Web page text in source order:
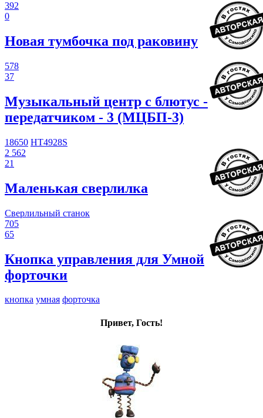
392
0
Новая тумбочка под раковину
578
37
Музыкальный центр с блютус -
передатчиком - 3 (МЦБП-3)
18650 HT4928S
2 562
21
Маленькая сверлилка
Сверлильный станок
705
65
Кнопка управления для Умной
форточки
кнопка умная форточка
Привет, Гость!